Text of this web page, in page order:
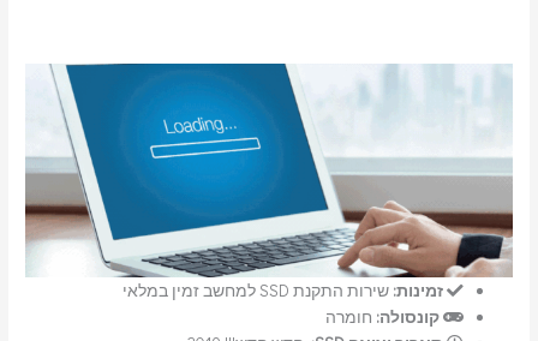
זמינות: שירות התקנת SSD למחשב זמין במלאי
קונסולה: חומרה